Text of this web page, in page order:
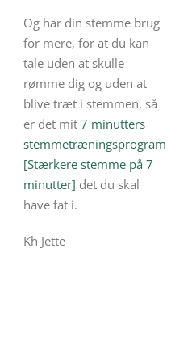
Og har din stemme brug
for mere, for at du kan
tale uden at skulle
rømme dig og uden at
blive træt i stemmen, så
er det mit 7 minutters
stemmetræningsprogram
[Stærkere stemme på 7
minutter] det du skal
have fat i.
Kh Jette